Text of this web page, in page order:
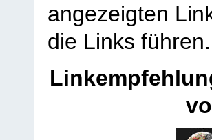
angezeigten
die Links führen.